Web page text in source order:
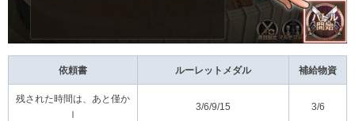
依頼書 ルーレットメダル 補給物資
残された時間は、あと僅か
Ⅰ
3/6/9/15 3/6